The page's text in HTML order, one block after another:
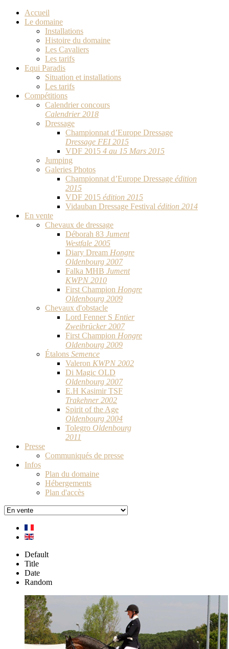
Accueil
Le domaine
Installations
Histoire du domaine
Les Cavaliers
Les tarifs
Equi Paradis
Situation et installations
Les tarifs
Compétitions
Calendrier concours
Calendrier 2018
Dressage
Championnat d’Europe Dressage
Dressage FEI 2015
VDF 2015 4 au 15 Mars 2015
Jumping
Galeries Photos
Championnat d’Europe Dressage édition
2015
VDF 2015 édition 2015
Vidauban Dressage Festival édition 2014
En vente
Chevaux de dressage
Déborah 83 Jument
Westfale 2005
Diary Dream Hongre
Oldenbourg 2007
Falka MHB Jument
KWPN 2010
First Champion Hongre
Oldenbourg 2009
Chevaux d'obstacle
Lord Fenner S Entier
Zweibrücker 2007
First Champion Hongre
Oldenbourg 2009
Étalons Semence
Valeron KWPN 2002
Di Magic OLD
Oldenbourg 2007
E.H Kasimir TSF
Trakehner 2002
Spirit of the Age
Oldenbourg 2004
Tolegro Oldenbourg
2011
Presse
Communiqués de presse
Infos
Plan du domaine
Hébergements
Plan d'accès
Default
Title
Date
Random